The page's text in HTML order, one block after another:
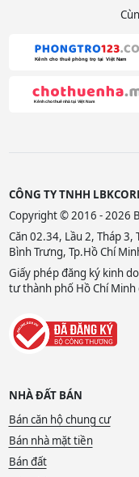
CÔNG TY TNHH
Copyright © 2016 - 2026
Căn 02.34, Lầu 2, Tháp 3,
Bình Trưng, Tp.Hồ Chí
Giấy phép đăng ký kinh
tư thành phố Hồ Chí
NHÀ ĐẤT BÁN
Bán căn hộ chung cư
Bán nhà mặt tiền
Bán đất